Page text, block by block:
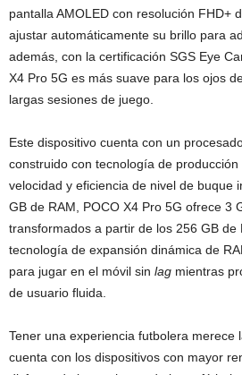
pantalla AMOLED con resolución FHD+
ajustar automáticamente su brillo para
además, con la certificación SGS Eye
X4 Pro 5G es más suave para los ojos
largas sesiones de juego.
Este dispositivo cuenta con un
construido con tecnología de
velocidad y eficiencia de nivel de buque
GB de RAM, POCO X4 Pro 5G ofrece 3
transformados a partir de los 256 GB de
tecnología de expansión dinámica de
para jugar en el móvil sin lag mientras
de usuario fluida.
Tener una experiencia futbolera merece
cuenta con los dispositivos con mayor